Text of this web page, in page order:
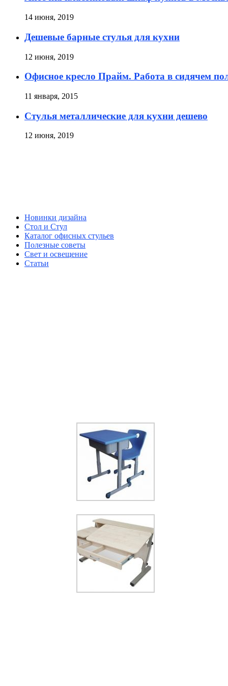
14 июня, 2019
Дешевые барные стулья для кухни
12 июня, 2019
Офисное кресло Прайм. Работа в сидячем
11 января, 2015
Стулья металлические для кухни дешево
12 июня, 2019
Новинки дизайна
Стол и Стул
Каталог офисных стульев
Полезные советы
Свет и освещение
Статьи